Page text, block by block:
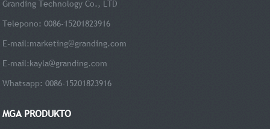
Granding Technology Co., LTD
Telepono: 0086-15201823916
E-mail:marketing@granding.com
E-mail:kayla@granding.com
Whatsapp: 0086-15201823916
MGA PRODUKTO